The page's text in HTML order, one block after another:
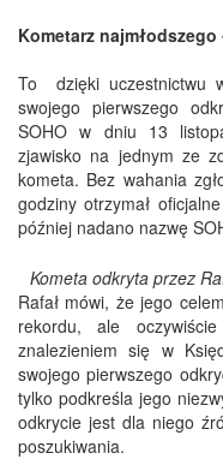
Kometarz
To dzięki uczestnictwu
swojego pierwszego
SOHO w dniu 13
zjawisko na jednym ze
kometa. Bez wahania
godziny otrzymał
później nadano nazwę
Kometa odkryta przez
Rafał mówi, że jego
rekordu, ale
znalezieniem się w
swojego pierwszego
tylko podkreśla jego
odkrycie jest dla niego
poszukiwania.